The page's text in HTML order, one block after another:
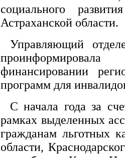
социального
Астраханской области.
Управляющий
финансировании
программ для
С начала года за
рамках выделенных
гражданам льготных
области,